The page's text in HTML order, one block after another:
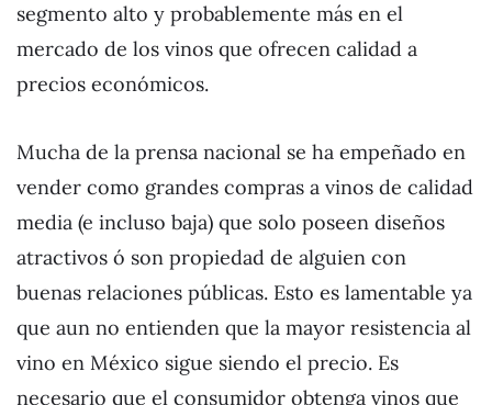
segmento alto y probablemente más en el
mercado de los vinos que ofrecen calidad a
precios económicos.
Mucha de la prensa nacional se ha empeñado en
vender como grandes compras a vinos de calidad
media (e incluso baja) que solo poseen diseños
atractivos ó son propiedad de alguien con
buenas relaciones públicas. Esto es lamentable ya
que aun no entienden que la mayor resistencia al
vino en México sigue siendo el precio. Es
necesario que el consumidor obtenga vinos que